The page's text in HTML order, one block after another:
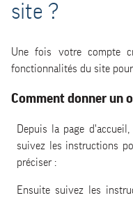
site ?
Une fois votre compte
fonctionnalités du site pour
Comment donner un
Depuis la page
suivez les instructions
préciser :
Ensuite suivez les